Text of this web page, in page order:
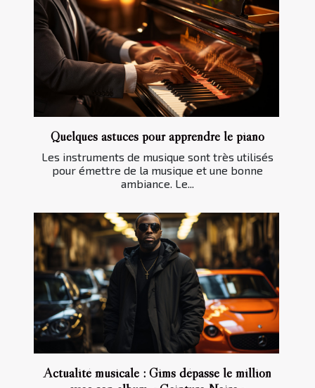
Quelques astuces pour apprendre le piano
Les instruments de musique sont très utilisés
pour émettre de la musique et une bonne
ambiance. Le...
Actualité musicale : Gims dépasse le million